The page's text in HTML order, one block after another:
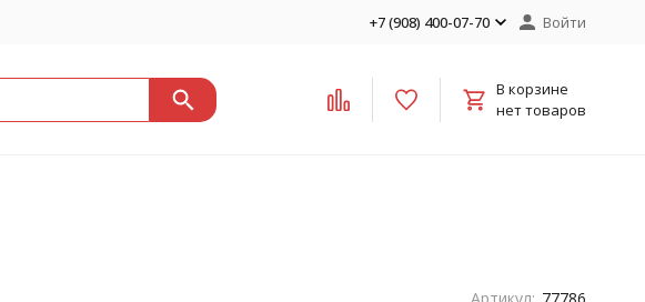
+7 (908) 400-07-70 Войти
В корзине
нет товаров